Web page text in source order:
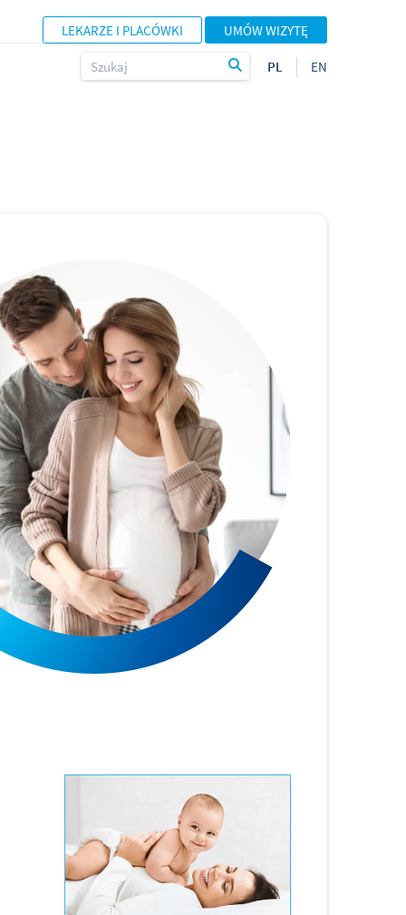
LEKARZE I PLACÓWKI UMÓW WIZYTĘ
PL EN